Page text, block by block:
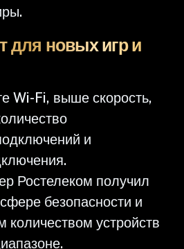
для новых игр и
Wi-Fi, выше скорость,
и
Ростелеком получил
безопасности и
устройств